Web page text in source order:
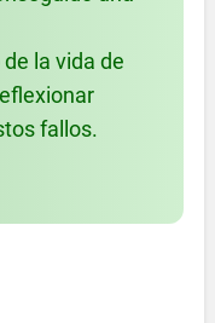
la vida de
fallos.